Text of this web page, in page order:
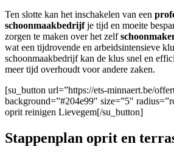
Ten slotte kan het inschakelen van een
schoonmaakbedrijfje tijd en moeite
zorgen te maken over het zelf
wat een tijdrovende en arbeidsintensieve
schoonmaakbedrijf kan de klus snel en
meer tijd overhoudt voor andere zaken.
[su_button url=”https://ets-minnaert.be/
background=”#204e99″ size=”5″
oprit reinigen Lievegem[/su_button]
Stappenplan oprit en